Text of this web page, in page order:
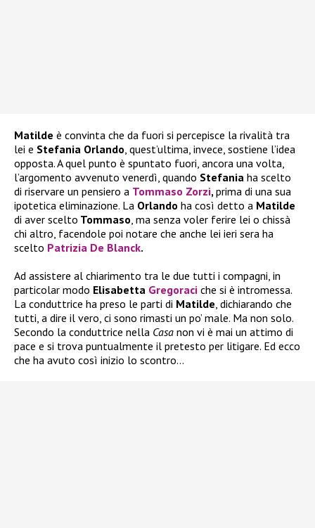
Matilde è convinta che da fuori si percepisce la rivalità tra
lei e Stefania Orlando, quest’ultima, invece, sostiene l’idea
opposta. A quel punto è spuntato fuori, ancora una volta,
l’argomento avvenuto venerdì, quando Stefania ha scelto
di riservare un pensiero a Tommaso Zorzi,prima di una sua
ipotetica eliminazione. La Orlando ha così detto a Matilde
di aver scelto Tommaso, ma senza voler ferire lei o chissà
chi altro, facendole poi notare che anche lei ieri sera ha
scelto Patrizia De Blanck.
Ad assistere al chiarimento tra le due tutti i compagni, in
particolar modo Elisabetta Gregoraci che si è intromessa.
La conduttrice ha preso le parti di Matilde, dichiarando che
tutti, a dire il vero, ci sono rimasti un po’ male. Ma non solo.
Secondo la conduttrice nella Casa non vi è mai un attimo di
pace e si trova puntualmente il pretesto per litigare. Ed ecco
che ha avuto così inizio lo scontro…